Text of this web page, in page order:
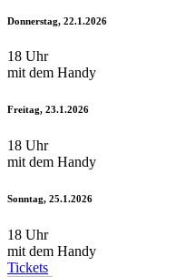
Donnerstag, 22.1.2026
18 Uhr
mit dem Handy
Freitag, 23.1.2026
18 Uhr
mit dem Handy
Sonntag, 25.1.2026
18 Uhr
mit dem Handy
Tickets